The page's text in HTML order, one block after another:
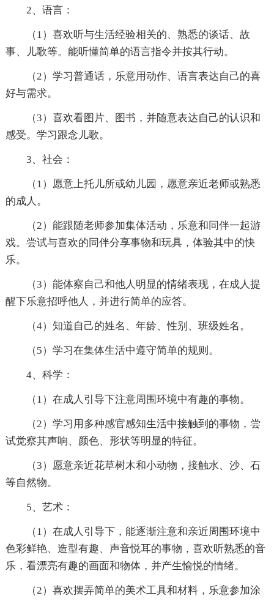
2、语言：
（1）喜欢听与生活经验相关的、熟悉的谈话、故
事、儿歌等。能听懂简单的语言指令并按其行动。
（2）学习普通话，乐意用动作、语言表达自己的喜
好与需求。
（3）喜欢看图片、图书，并随意表达自己的认识和
感受。学习跟念儿歌。
3、社会：
（1）愿意上托儿所或幼儿园，愿意亲近老师或熟悉
的成人。
（2）能跟随老师参加集体活动，乐意和同伴一起游
戏。尝试与喜欢的同伴分享事物和玩具，体验其中的快
乐。
（3）能体察自己和他人明显的情绪表现，在成人提
醒下乐意招呼他人，并进行简单的应答。
（4）知道自己的姓名、年龄、性别、班级姓名。
（5）学习在集体生活中遵守简单的规则。
4、科学：
（1）在成人引导下注意周围环境中有趣的事物。
（2）学习用多种感官感知生活中接触到的事物，尝
试觉察其声响、颜色、形状等明显的特征。
（3）愿意亲近花草树木和小动物，接触水、沙、石
等自然物。
5、艺术：
（1）在成人引导下，能逐渐注意和亲近周围环境中
色彩鲜艳、造型有趣、声音悦耳的事物，喜欢听熟悉的音
乐，看漂亮有趣的画面和物体，并产生愉悦的情绪。
（2）喜欢摆弄简单的美术工具和材料，乐意参加涂